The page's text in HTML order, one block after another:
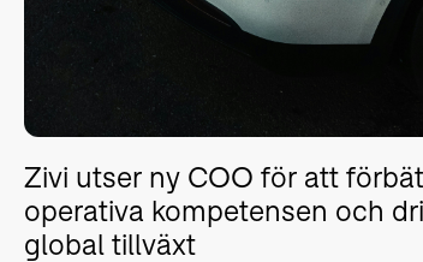
Zivi utser ny COO för att
operativa kompetensen och
global tillväxt